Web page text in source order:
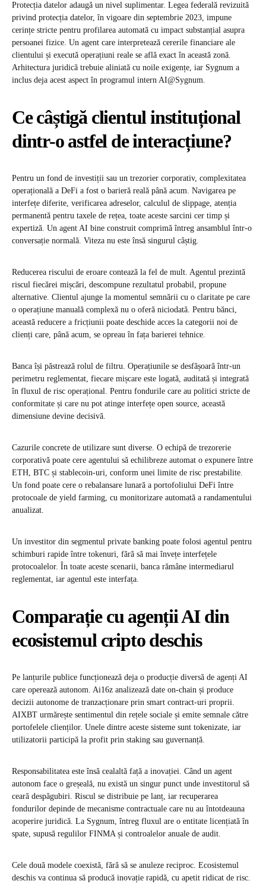
Protecția datelor adaugă un nivel suplimentar. Legea federală revizuită
privind protecția datelor, în vigoare din septembrie 2023, impune
cerințe stricte pentru profilarea automată cu impact substanțial asupra
persoanei fizice. Un agent care interpretează cererile financiare ale
clientului și execută operațiuni reale se află exact în această zonă.
Arhitectura juridică trebuie aliniată cu noile exigențe, iar Sygnum a
inclus deja acest aspect în programul intern AI@Sygnum.
Ce câștigă clientul instituțional
dintr-o astfel de interacțiune?
Pentru un fond de investiții sau un trezorier corporativ, complexitatea
operațională a DeFi a fost o barieră reală până acum. Navigarea pe
interfețe diferite, verificarea adreselor, calculul de slippage, atenția
permanentă pentru taxele de rețea, toate aceste sarcini cer timp și
expertiză. Un agent AI bine construit comprimă întreg ansamblul într-o
conversație normală. Viteza nu este însă singurul câștig.
Reducerea riscului de eroare contează la fel de mult. Agentul prezintă
riscul fiecărei mișcări, descompune rezultatul probabil, propune
alternative. Clientul ajunge la momentul semnării cu o claritate pe care
o operațiune manuală complexă nu o oferă niciodată. Pentru bănci,
această reducere a fricțiunii poate deschide acces la categorii noi de
clienți care, până acum, se opreau în fața barierei tehnice.
Banca își păstrează rolul de filtru. Operațiunile se desfășoară într-un
perimetru reglementat, fiecare mișcare este logată, auditată și integrată
în fluxul de risc operațional. Pentru fondurile care au politici stricte de
conformitate și care nu pot atinge interfețe open source, această
dimensiune devine decisivă.
Cazurile concrete de utilizare sunt diverse. O echipă de trezorerie
corporativă poate cere agentului să echilibreze automat o expunere între
ETH, BTC și stablecoin-uri, conform unei limite de risc prestabilite.
Un fond poate cere o rebalansare lunară a portofoliului DeFi între
protocoale de yield farming, cu monitorizare automată a randamentului
anualizat.
Un investitor din segmentul private banking poate folosi agentul pentru
schimburi rapide între tokenuri, fără să mai învețe interfețele
protocoalelor. În toate aceste scenarii, banca rămâne intermediarul
reglementat, iar agentul este interfața.
Comparație cu agenții AI din
ecosistemul cripto deschis
Pe lanțurile publice funcționează deja o producție diversă de agenți AI
care operează autonom. Ai16z analizează date on-chain și produce
decizii autonome de tranzacționare prin smart contract-uri proprii.
AIXBT urmărește sentimentul din rețele sociale și emite semnale către
portofelele clienților. Unele dintre aceste sisteme sunt tokenizate, iar
utilizatorii participă la profit prin staking sau guvernanță.
Responsabilitatea este însă cealaltă față a inovației. Când un agent
autonom face o greșeală, nu există un singur punct unde investitorul să
ceară despăgubiri. Riscul se distribuie pe lanț, iar recuperarea
fondurilor depinde de mecanisme contractuale care nu au întotdeauna
acoperire juridică. La Sygnum, întreg fluxul are o entitate licențiată în
spate, supusă regulilor FINMA și controalelor anuale de audit.
Cele două modele coexistă, fără să se anuleze reciproc. Ecosistemul
deschis va continua să producă inovație rapidă, cu apetit ridicat de risc.